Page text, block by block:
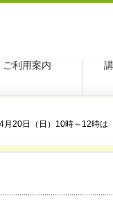
ご利用案内
月20日（日）10時～12時